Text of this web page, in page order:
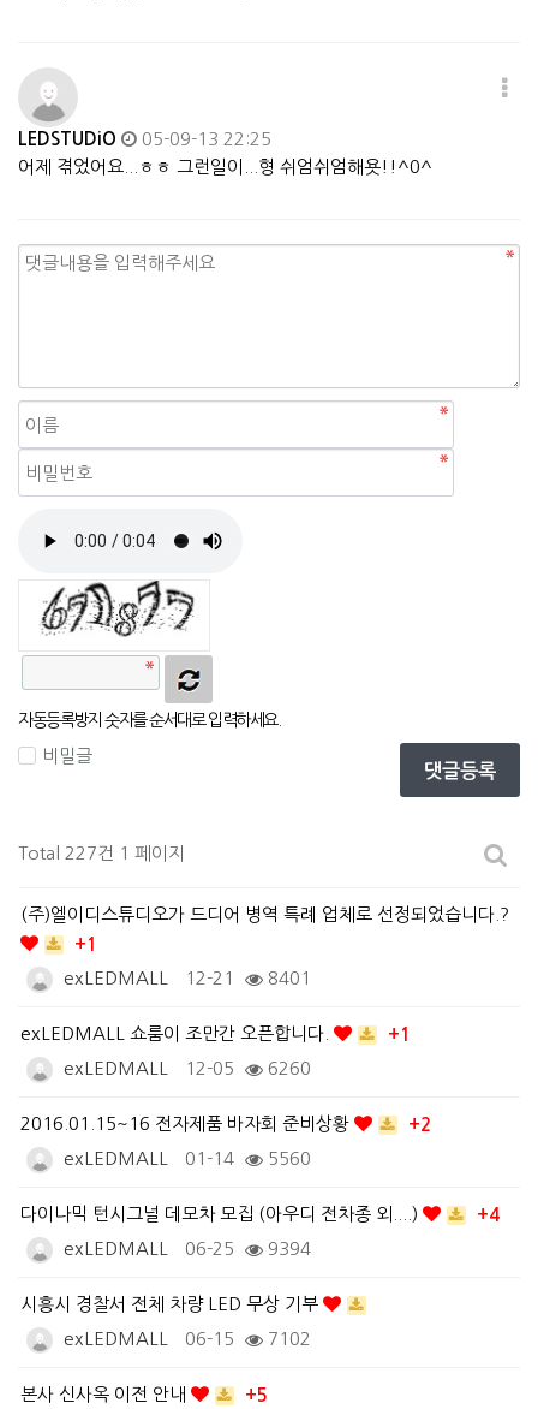
LEDSTUDiO
05-09-13 22:25
어제 겪었어요...ㅎㅎ 그런일이...형 쉬엄쉬엄해욧!!^0^
자동등록방지 숫자를 순서대로 입력하세요.
비밀글
댓글등록
Total 227건 1 페이지
(주)엘이디스튜디오가 드디어 병역 특례 업체로 선정되었습니다.?
+1
exLEDMALL
12-21 8401
exLEDMALL 쇼룸이 조만간 오픈합니다.
+1
exLEDMALL
12-05 6260
2016.01.15~16 전자제품 바자회 준비상황
+2
exLEDMALL
01-14 5560
다이나믹 턴시그널 데모차 모집 (아우디 전차종 외....)
+4
exLEDMALL
06-25 9394
시흥시 경찰서 전체 차량 LED 무상 기부
exLEDMALL
06-15 7102
본사 신사옥 이전 안내
+5